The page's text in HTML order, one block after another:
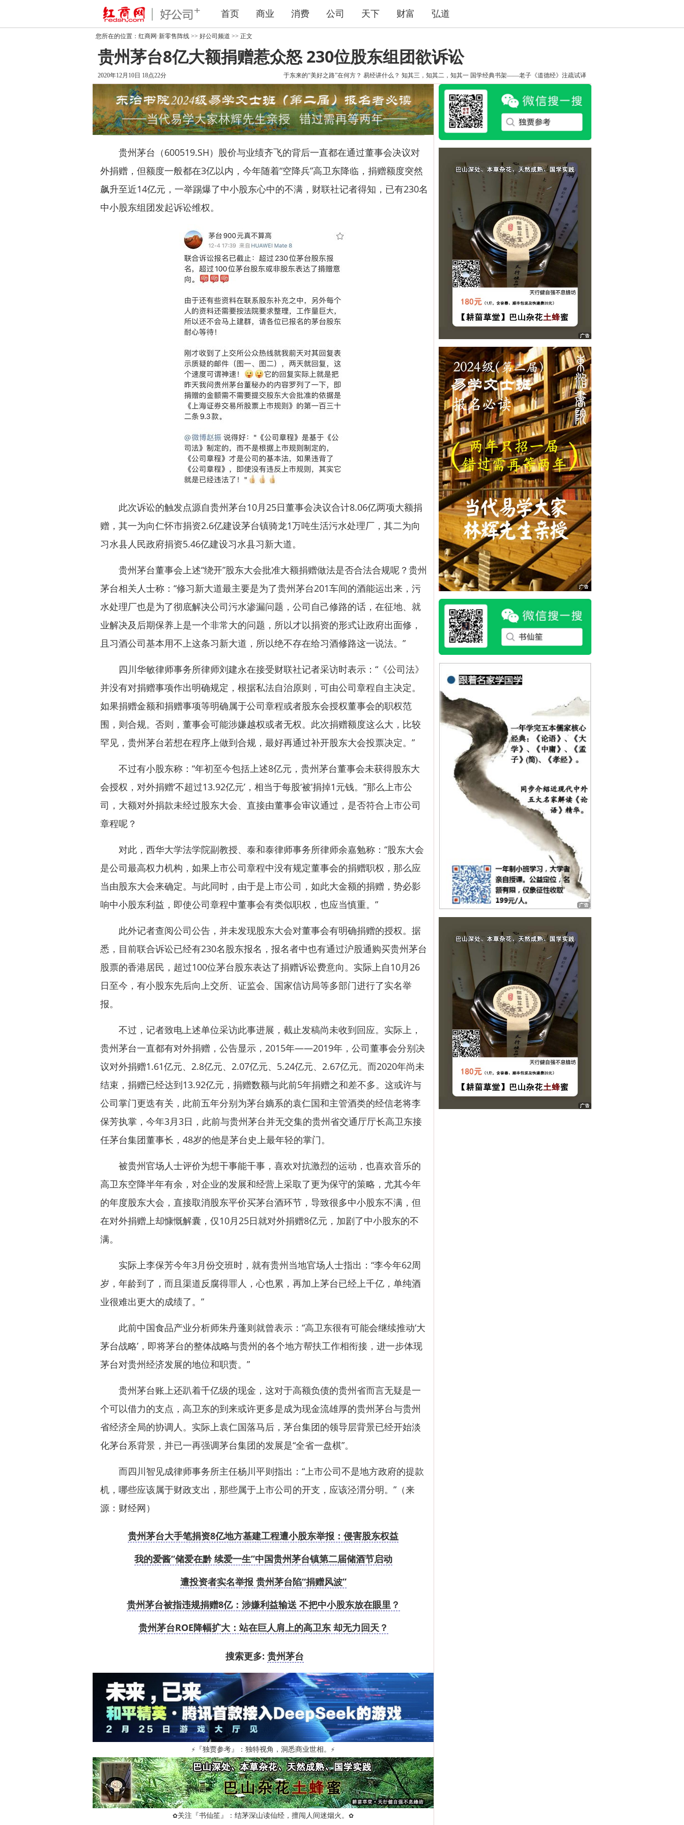
首页 商业 消费 公司 天下 财富 弘道
您所在的位置： 红商网·新零售阵线 >> 好公司频道 >> 正文
贵州茅台8亿大额捐赠惹众怒 230位股东组团欲诉讼
2020年12月10日 18点22分 于东来的“美好之路”在何方？ 易经讲什么？ 知其三，知其二，知其一 国学经典书架——老子《道德经》注疏试译
贵州茅台（600519.SH）股价与业绩齐飞的背后一直都在通过董事会决议对
外捐赠，但额度一般都在3亿以内，今年随着“空降兵”高卫东降临，捐赠额度突然
飙升至近14亿元，一举踢爆了中小股东心中的不满，财联社记者得知，已有230名
中小股东组团发起诉讼维权。
此次诉讼的触发点源自贵州茅台10月25日董事会决议合计8.06亿两项大额捐
赠，其一为向仁怀市捐资2.6亿建设茅台镇骑龙1万吨生活污水处理厂，其二为向
习水县人民政府捐资5.46亿建设习水县习新大道。
贵州茅台董事会上述“绕开”股东大会批准大额捐赠做法是否合法合规呢？贵州
茅台相关人士称：“修习新大道最主要是为了贵州茅台201车间的酒能运出来，污
水处理厂也是为了彻底解决公司污水渗漏问题，公司自己修路的话，在征地、就
业解决及后期保养上是一个非常大的问题，所以才以捐资的形式让政府出面修，
且习酒公司基本用不上这条习新大道，所以绝不存在给习酒修路这一说法。”
四川华敏律师事务所律师刘建永在接受财联社记者采访时表示：“《公司法》
并没有对捐赠事项作出明确规定，根据私法自治原则，可由公司章程自主决定。
如果捐赠金额和捐赠事项等明确属于公司章程或者股东会授权董事会的职权范
围，则合规。否则，董事会可能涉嫌越权或者无权。此次捐赠额度这么大，比较
罕见，贵州茅台若想在程序上做到合规，最好再通过补开股东大会投票决定。”
不过有小股东称：“年初至今包括上述8亿元，贵州茅台董事会未获得股东大
会授权，对外捐赠‘不超过13.92亿元’，相当于每股‘被’捐掉1元钱。”那么上市公
司，大额对外捐款未经过股东大会、直接由董事会审议通过，是否符合上市公司
章程呢？
对此，西华大学法学院副教授、泰和泰律师事务所律师余嘉勉称：“股东大会
是公司最高权力机构，如果上市公司章程中没有规定董事会的捐赠职权，那么应
当由股东大会来确定。与此同时，由于是上市公司，如此大金额的捐赠，势必影
响中小股东利益，即使公司章程中董事会有类似职权，也应当慎重。”
此外记者查阅公司公告，并未发现股东大会对董事会有明确捐赠的授权。据
悉，目前联合诉讼已经有230名股东报名，报名者中也有通过沪股通购买贵州茅台
股票的香港居民，超过100位茅台股东表达了捐赠诉讼费意向。实际上自10月26
日至今，有小股东先后向上交所、证监会、国家信访局等多部门进行了实名举
报。
不过，记者致电上述单位采访此事进展，截止发稿尚未收到回应。实际上，
贵州茅台一直都有对外捐赠，公告显示，2015年——2019年，公司董事会分别决
议对外捐赠1.61亿元、2.8亿元、2.07亿元、5.24亿元、2.67亿元。而2020年尚未
结束，捐赠已经达到13.92亿元，捐赠数额与此前5年捐赠之和差不多。这或许与
公司掌门更迭有关，此前五年分别为茅台嫡系的袁仁国和主管酒类的经信老将李
保芳执掌，今年3月3日，此前与贵州茅台并无交集的贵州省交通厅厅长高卫东接
任茅台集团董事长，48岁的他是茅台史上最年轻的掌门。
被贵州官场人士评价为想干事能干事，喜欢对抗激烈的运动，也喜欢音乐的
高卫东空降半年有余，对企业的发展和经营上采取了更为保守的策略，尤其今年
的年度股东大会，直接取消股东平价买茅台酒环节，导致很多中小股东不满，但
在对外捐赠上却慷慨解囊，仅10月25日就对外捐赠8亿元，加剧了中小股东的不
满。
实际上李保芳今年3月份交班时，就有贵州当地官场人士指出：“李今年62周
岁，年龄到了，而且渠道反腐得罪人，心也累，再加上茅台已经上千亿，单纯酒
业很难出更大的成绩了。”
此前中国食品产业分析师朱丹蓬则就曾表示：“高卫东很有可能会继续推动‘大
茅台战略’，即将茅台的整体战略与贵州的各个地方帮扶工作相衔接，进一步体现
茅台对贵州经济发展的地位和职责。”
贵州茅台账上还趴着千亿级的现金，这对于高额负债的贵州省而言无疑是一
个可以借力的支点，高卫东的到来或许更多是成为现金流雄厚的贵州茅台与贵州
省经济全局的协调人。实际上袁仁国落马后，茅台集团的领导层背景已经开始淡
化茅台系背景，并已一再强调茅台集团的发展是“全省一盘棋”。
而四川智见成律师事务所主任杨川平则指出：“上市公司不是地方政府的提款
机，哪些应该属于财政支出，那些属于上市公司的开支，应该泾渭分明。”（来
源：财经网）
贵州茅台大手笔捐资8亿地方基建工程遭小股东举报：侵害股东权益
我的爱酱“储爱在黔 续爱一生”中国贵州茅台镇第二届储酒节启动
遭投资者实名举报 贵州茅台陷“捐赠风波”
贵州茅台被指违规捐赠8亿：涉嫌利益输送 不把中小股东放在眼里？
贵州茅台ROE降幅扩大：站在巨人肩上的高卫东 却无力回天？
搜索更多: 贵州茅台
⚡ 『独贾参考』：独特视角，洞悉商业世相。 ⚡
✿关注『书仙笙』：结茅深山读仙经，擅闯人间迷烟火。 ✿